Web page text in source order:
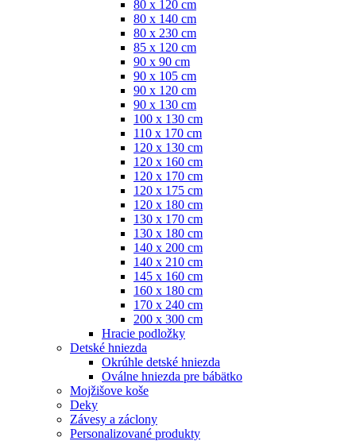
80 x 120 cm
80 x 140 cm
80 x 230 cm
85 x 120 cm
90 x 90 cm
90 x 105 cm
90 x 120 cm
90 x 130 cm
100 x 130 cm
110 x 170 cm
120 x 130 cm
120 x 160 cm
120 x 170 cm
120 x 175 cm
120 x 180 cm
130 x 170 cm
130 x 180 cm
140 x 200 cm
140 x 210 cm
145 x 160 cm
160 x 180 cm
170 x 240 cm
200 x 300 cm
Hracie podložky
Detské hniezda
Okrúhle detské hniezda
Oválne hniezda pre bábätko
Mojžišove koše
Deky
Závesy a záclony
Personalizované produkty